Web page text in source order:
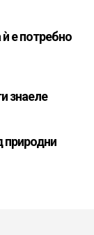
е потребно
знаеле
природни